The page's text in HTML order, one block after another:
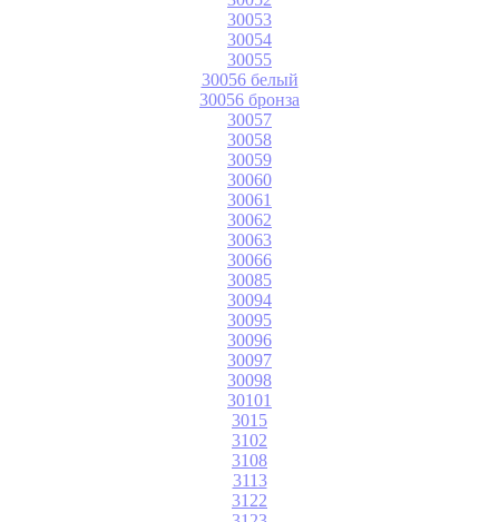
30053
30054
30055
30056 белый
30056 бронза
30057
30058
30059
30060
30061
30062
30063
30066
30085
30094
30095
30096
30097
30098
30101
3015
3102
3108
3113
3122